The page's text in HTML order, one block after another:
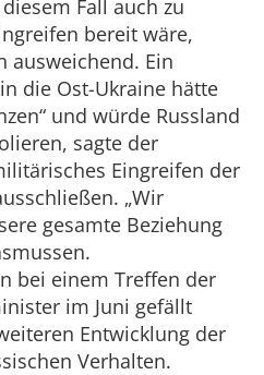
Fall auch zu
bereit wäre,
ausweichend. Ein
die Ost-Ukraine hätte
und würde Russland
sagte der
Eingreifen der
„Wir
gesamte Beziehung
bei einem Treffen der
im Juni gefällt
Entwicklung der
Verhalten.